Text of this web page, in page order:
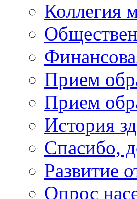
Коллегия
Прием
Прием
История
Спасибо,
Развитие
Опрос